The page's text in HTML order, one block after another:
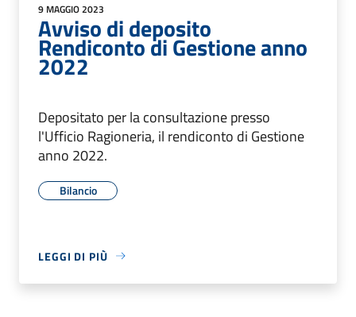
9 MAGGIO 2023
Avviso di deposito
Rendiconto di Gestione anno
2022
Depositato per la consultazione presso
l'Ufficio Ragioneria, il rendiconto di Gestione
anno 2022.
Bilancio
LEGGI DI PIÙ